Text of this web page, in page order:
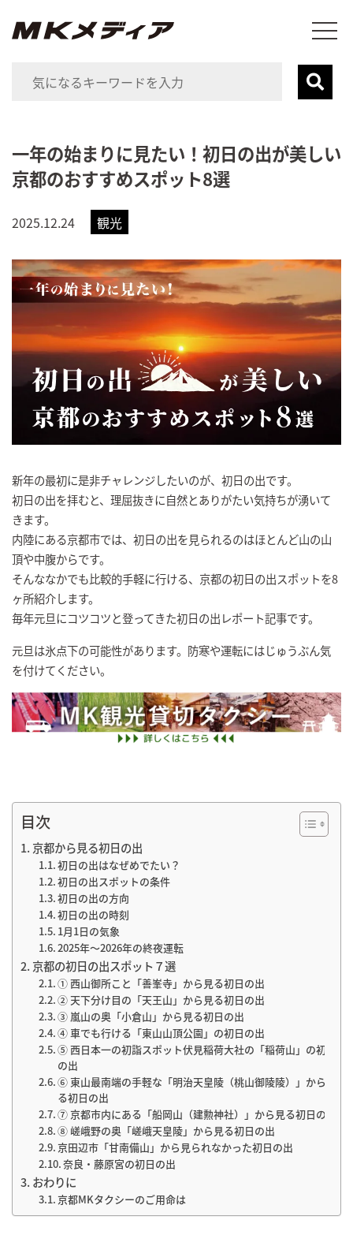
一年の始まりに見たい！初日の出が美しい
京都のおすすめスポット8選
2025.12.24 観光
新年の最初に是非チャレンジしたいのが、初日の出です。
初日の出を拝むと、理屈抜きに自然とありがたい気持ちが湧いて
きます。
内陸にある京都市では、初日の出を見られるのはほとんど山の山
頂や中腹からです。
そんななかでも比較的手軽に行ける、京都の初日の出スポットを8
ヶ所紹介します。
毎年元旦にコツコツと登ってきた初日の出レポート記事です。
元旦は氷点下の可能性があります。防寒や運転にはじゅうぶん気
を付けてください。
目次
京都から見る初日の出
初日の出はなぜめでたい？
初日の出スポットの条件
初日の出の方向
初日の出の時刻
1月1日の気象
2025年～2026年の終夜運転
京都の初日の出スポット７選
① 西山御所こと「善峯寺」から見る初日の出
② 天下分け目の「天王山」から見る初日の出
③ 嵐山の奥「小倉山」から見る初日の出
④ 車でも行ける「東山山頂公園」の初日の出
⑤ 西日本一の初詣スポット伏見稲荷大社の「稲荷山」の初日
の出
⑥ 東山最南端の手軽な「明治天皇陵（桃山御陵陵）」から見
る初日の出
⑦ 京都市内にある「船岡山（建勲神社）」から見る初日の出
⑧ 嵯峨野の奥「嵯峨天皇陵」から見る初日の出
京田辺市「甘南備山」から見られなかった初日の出
奈良・藤原宮の初日の出
おわりに
京都MKタクシーのご用命は